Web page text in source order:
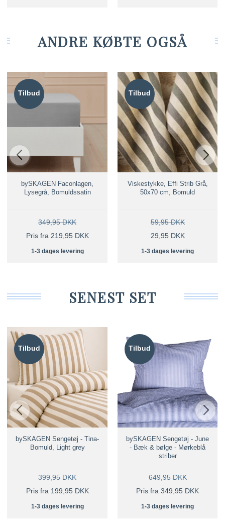
ANDRE KØBTE OGSÅ
Tilbud
bySKAGEN Faconlagen,
Lysegrå, Bomuldssatin
349,95 DKK
Pris fra 219,95 DKK
1-3 dages levering
Tilbud
Viskestykke, Effi Strib Grå,
50x70 cm, Bomuld
59,95 DKK
29,95 DKK
1-3 dages levering
SENEST SET
Tilbud
bySKAGEN Sengetøj - Tina-
Bomuld, Light grey
399,95 DKK
Pris fra 199,95 DKK
1-3 dages levering
Tilbud
bySKAGEN Sengetøj - June
- Bæk & bølge - Mørkeblå
striber
649,95 DKK
Pris fra 349,95 DKK
1-3 dages levering